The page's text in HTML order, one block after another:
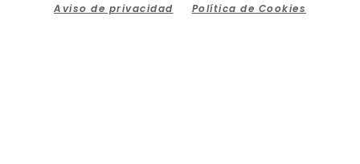
Aviso de privacidad Política de Cookies